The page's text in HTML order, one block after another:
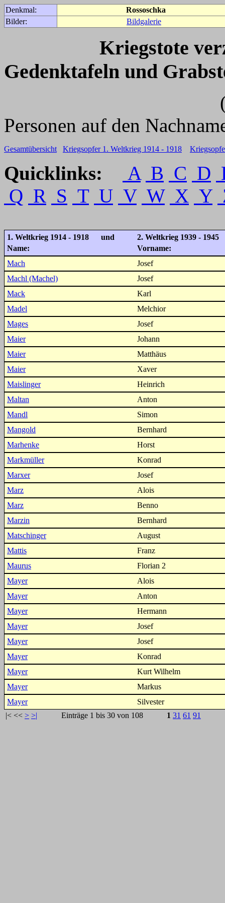
Denkmal:
Rossoschka
Bilder:
Bildgalerie
Kriegstote
Gedenktafeln und
(Für weitere
Personen auf den
Gesamtübersicht Kriegsopfer 1. Weltkrieg 1914 - 1918
Quicklinks: A B C D
Q R S T U V W X Y
1. Weltkrieg 1914 - 1918 und
2. Weltkrieg 1939 - 1945
Name:
Vorname:
Mach
Josef
Machl (Machel)
Josef
Mack
Karl
Madel
Melchior
Mages
Josef
Maier
Johann
Maier
Matthäus
Maier
Xaver
Maislinger
Heinrich
Maltan
Anton
Mandl
Simon
Mangold
Bernhard
Marhenke
Horst
Markmüller
Konrad
Marxer
Josef
Marz
Alois
Marz
Benno
Marzin
Bernhard
Matschinger
August
Mattis
Franz
Maurus
Florian 2
Mayer
Alois
Mayer
Anton
Mayer
Hermann
Mayer
Josef
Mayer
Josef
Mayer
Konrad
Mayer
Kurt Wilhelm
Mayer
Markus
Mayer
Silvester
|< << > >| Einträge 1 bis 30 von 108 1 31 61 91